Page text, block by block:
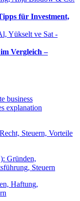
für Investment,
Vergleich –
Steuern, Vorteile
Haftung,